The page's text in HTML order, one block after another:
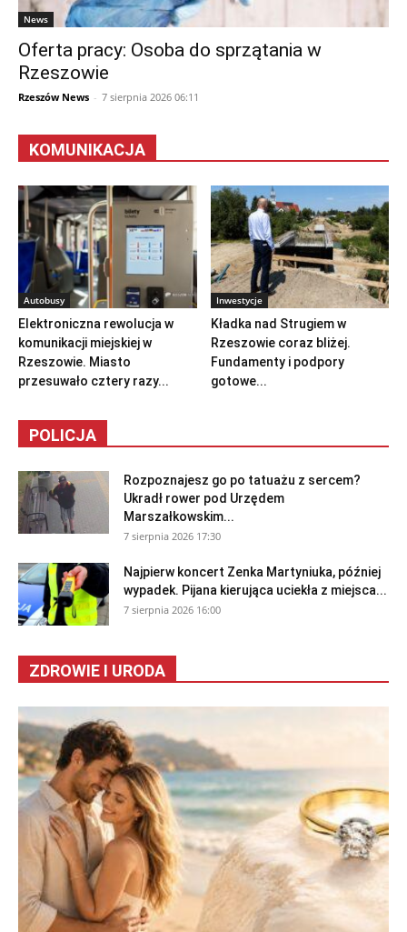
News
Oferta pracy: Osoba do sprzątania w
Rzeszowie
Rzeszów News - 7 sierpnia 2026 06:11
KOMUNIKACJA
Autobusy
Elektroniczna rewolucja w
komunikacji miejskiej w
Rzeszowie. Miasto
przesuwało cztery razy...
Inwestycje
Kładka nad Strugiem w
Rzeszowie coraz bliżej.
Fundamenty i podpory
gotowe...
POLICJA
Rozpoznajesz go po tatuażu z sercem?
Ukradł rower pod Urzędem
Marszałkowskim...
7 sierpnia 2026 17:30
Najpierw koncert Zenka Martyniuka, później
wypadek. Pijana kierująca uciekła z miejsca...
7 sierpnia 2026 16:00
ZDROWIE I URODA